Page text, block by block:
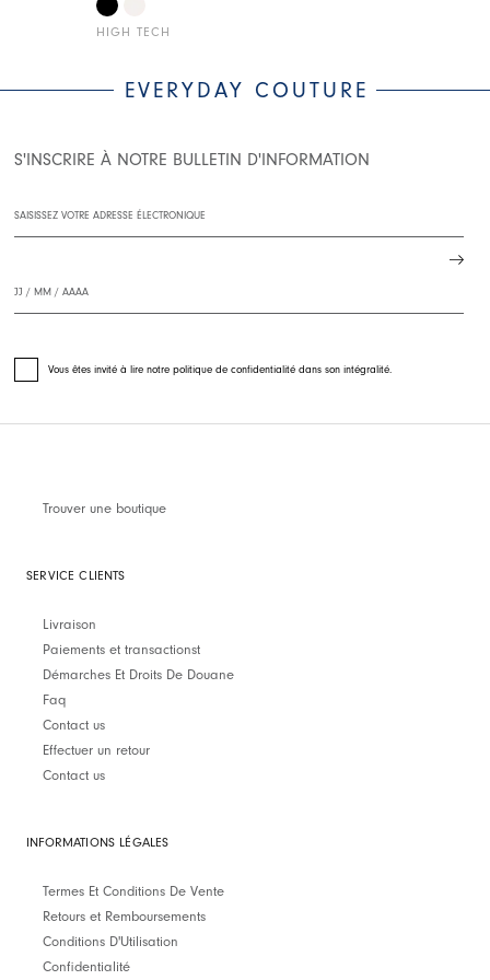
HIGH TECH
EVERYDAY COUTURE
S'INSCRIRE À NOTRE BULLETIN D'INFORMATION
Vous êtes invité à lire notre politique de confidentialité dans son intégralité.
Trouver une boutique
SERVICE CLIENTS
Livraison
Paiements et transactionst
Démarches Et Droits De Douane
Faq
Contact us
Effectuer un retour
Contact us
INFORMATIONS LÉGALES
Termes Et Conditions De Vente
Retours et Remboursements
Conditions D'Utilisation
Confidentialité